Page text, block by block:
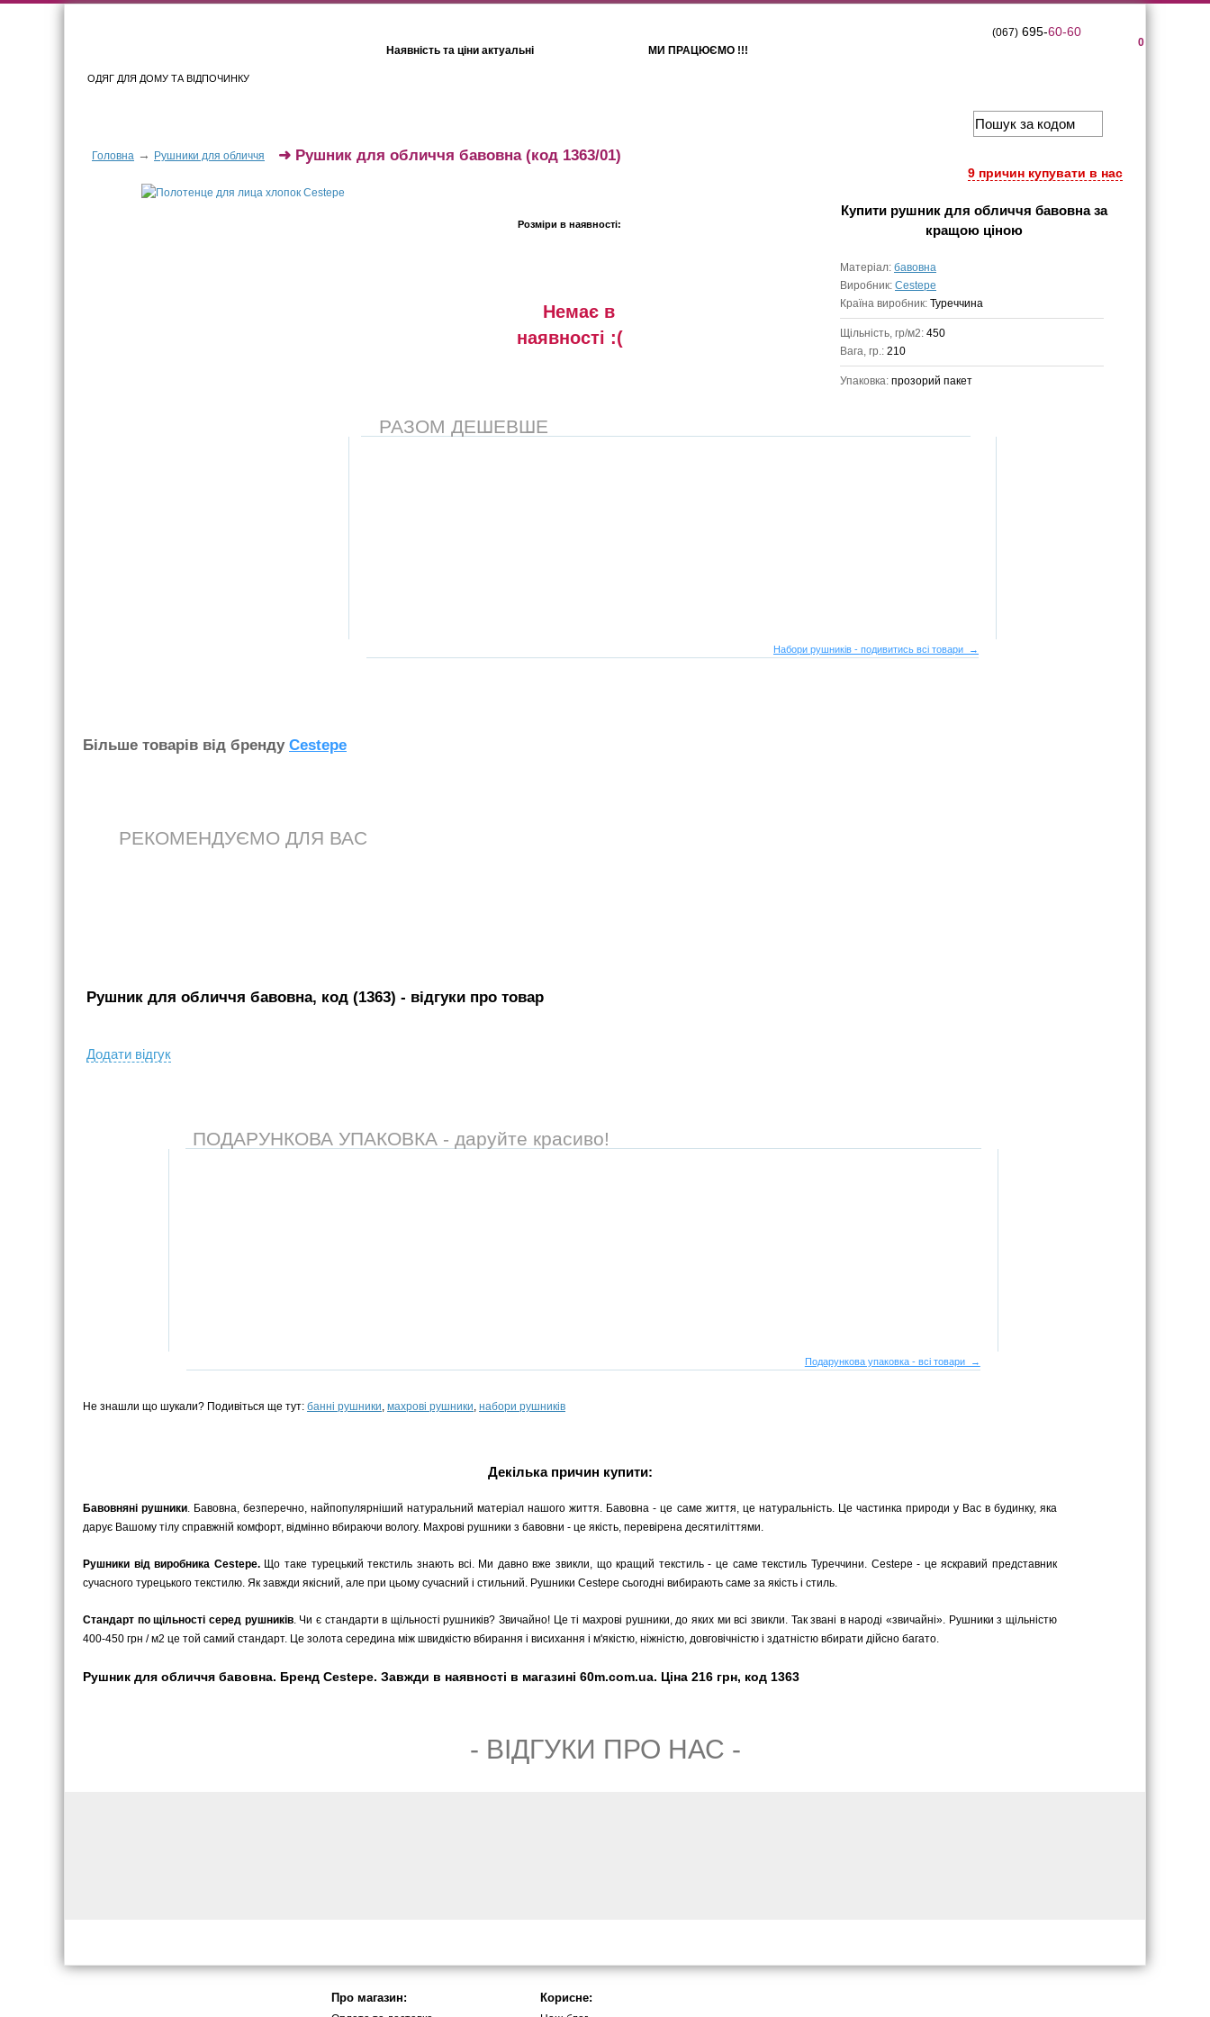
ОДЯГ ДЛЯ ДОМУ ТА ВІДПОЧИНКУ
Наявність та ціни актуальні МИ ПРАЦЮЄМО !!!
0
(067)695-60-60
Головна → Рушники для обличчя
9 причин купувати в нас
➜ Рушник для обличчя бавовна(код 1363/01)
Розміри в наявності:
Немає в
наявностi :(
Купити рушник для обличчя бавовназа
кращою ціною
Матеріал: бавовна
Виробник: Cestepe
Країна виробник: Туреччина
Щільність, гр/м2: 450
Вага, гр.: 210
Упаковка: прозорий пакет
РАЗОМ ДЕШЕВШЕ
Набори рушників - подивитись всі товари →
Бiльше товарiв вiд бренду Cestepe
РЕКОМЕНДУЄМО ДЛЯ ВАС
Рушник для обличчя бавовна, код (1363) - вiдгуки про товар
Додати вiдгук
ПОДАРУНКОВА УПАКОВКА - даруйте красиво!
Подарункова упаковка - всі товари →
Не знашли що шукали? Подивіться ще тут: банні рушники, махрові рушники, набори рушників
Декілька причин купити:
Бавовняні рушники. Бавовна, безперечно, найпопулярніший натуральний матеріал нашого життя. Бавовна - це саме життя, це натуральність. Це частинка природи у Вас в будинку, яка
дарує Вашому тілу справжній комфорт, відмінно вбираючи вологу. Махрові рушники з бавовни - це якість, перевірена десятиліттями.
Рушники від виробника Cestepe.Що таке турецький текстиль знають всі. Ми давно вже звикли, що кращий текстиль - це саме текстиль Туреччини. Cestepe - це яскравий представник
сучасного турецького текстилю. Як завжди якісний, але при цьому сучасний і стильний. Рушники Cestepe сьогодні вибирають саме за якість і стиль.
Стандарт по щільності серед рушників. Чи є стандарти в щільності рушників? Звичайно! Це ті махрові рушники, до яких ми всі звикли. Так звані в народі «звичайні». Рушники з щільністю
400-450 грн / м2 це той самий стандарт. Це золота середина між швидкістю вбирання і висихання і м'якістю, ніжністю, довговічністю і здатністю вбирати дійсно багато.
Рушник для обличчя бавовна. Бренд Cestepe. Завжди в наявності в магазині 60m.com.ua. Ціна 216 грн, код 1363
- ВIДГУКИ ПРО НАС -
Про магазин: Корисне: